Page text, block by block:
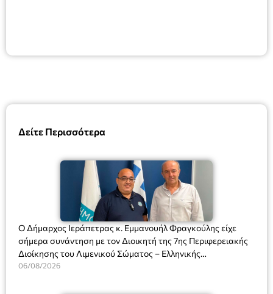
Δείτε Περισσότερα
Ο Δήμαρχος Ιεράπετρας κ. Εμμανουήλ Φραγκούλης είχε
σήμερα συνάντηση με τον Διοικητή της 7ης Περιφερειακής
Διοίκησης του Λιμενικού Σώματος – Ελληνικής
Ακτοφυλακής (Λ.Σ.-ΕΛ.ΑΚΤ.), Αρχιπλοίαρχο Λ.Σ. κ. Ιωάννη
06/08/2026